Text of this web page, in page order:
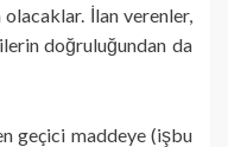
İlan verenler,
doğruluğundan da
geçici maddeye (işbu